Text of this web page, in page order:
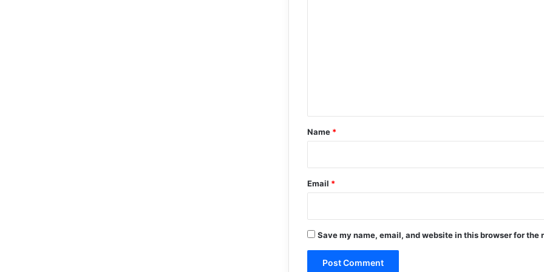
*
Name *
Email *
Save my name, email, and website in this browser for the